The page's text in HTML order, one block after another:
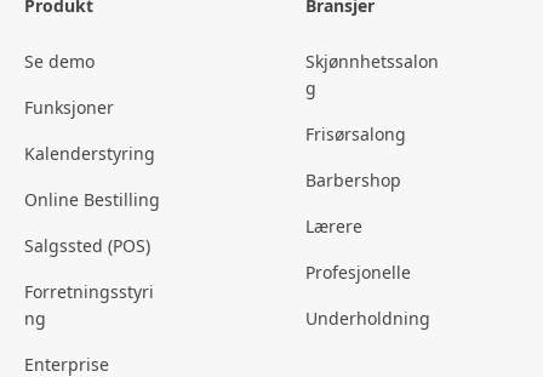
Produkt
Se demo
Funksjoner
Kalenderstyring
Online Bestilling
Salgssted (POS)
Forretningsstyri
ng
Enterprise
Bransjer
Skjønnhetssalon
g
Frisørsalong
Barbershop
Lærere
Profesjonelle
Underholdning